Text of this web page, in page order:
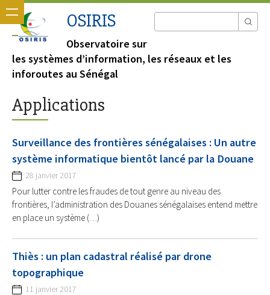
OSIRIS
Observatoire sur
les systèmes d’information, les réseaux et les
inforoutes au Sénégal
Applications
Surveillance des frontières sénégalaises : Un autre
système informatique bientôt lancé par la Douane
28 janvier 2017
Pour lutter contre les fraudes de tout genre au niveau des
frontières, l’administration des Douanes sénégalaises entend mettre
en place un système (…)
Thiès : un plan cadastral réalisé par drone
topographique
11 janvier 2017